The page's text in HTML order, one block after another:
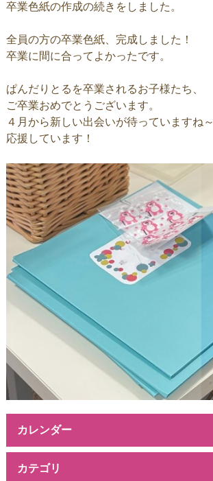
卒業色紙の作成の続きをしました。
全員の方の卒業色紙、完成しました！
卒業に間に合ってよかったです。
ぱんだりとるを卒業されるお子様たち、
ご卒業おめでとうございます。
４月から新しい出会いが待っていますね～
応援しています！
カレンダー
カテゴリ